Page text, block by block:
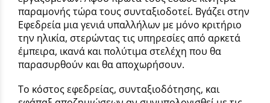
παραμονής τώρα τους συνταξιοδοτεί. Βγάζει στην
Εφεδρεία μια γενιά υπαλλήλων με μόνο κριτήριο
την ηλικία, στερώντας τις υπηρεσίες από αρκετά
έμπειρα, ικανά και πολύτιμα στελέχη που θα
παρασυρθούν και θα αποχωρήσουν.
Το κόστος εφεδρείας, συνταξιοδότησης, και